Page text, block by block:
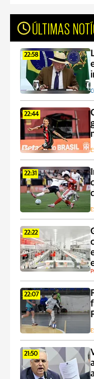
ÚLTIMAS
22:58
22:44
22:31
22:22
22:07
21:50